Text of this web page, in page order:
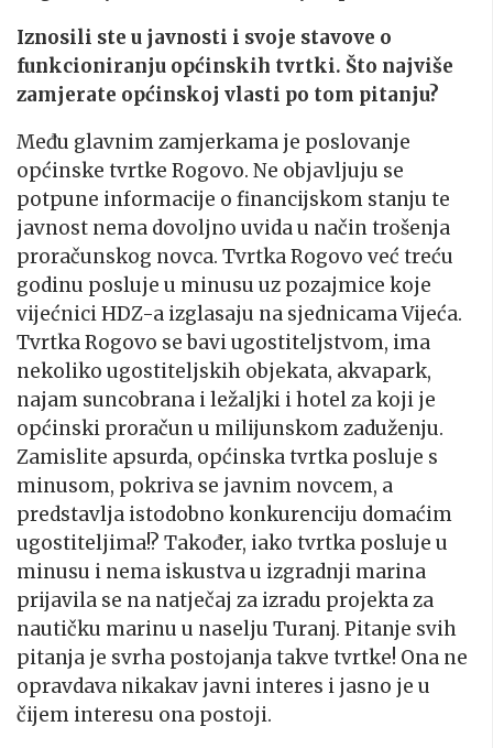
Iznosili ste u javnosti i svoje stavove o
funkcioniranju općinskih tvrtki. Što najviše
zamjerate općinskoj vlasti po tom pitanju?
Među glavnim zamjerkama je poslovanje
općinske tvrtke Rogovo. Ne objavljuju se
potpune informacije o financijskom stanju te
javnost nema dovoljno uvida u način trošenja
proračunskog novca. Tvrtka Rogovo već treću
godinu posluje u minusu uz pozajmice koje
vijećnici HDZ-a izglasaju na sjednicama Vijeća.
Tvrtka Rogovo se bavi ugostiteljstvom, ima
nekoliko ugostiteljskih objekata, akvapark,
najam suncobrana i ležaljki i hotel za koji je
općinski proračun u milijunskom zaduženju.
Zamislite apsurda, općinska tvrtka posluje s
minusom, pokriva se javnim novcem, a
predstavlja istodobno konkurenciju domaćim
ugostiteljima!? Također, iako tvrtka posluje u
minusu i nema iskustva u izgradnji marina
prijavila se na natječaj za izradu projekta za
nautičku marinu u naselju Turanj. Pitanje svih
pitanja je svrha postojanja takve tvrtke! Ona ne
opravdava nikakav javni interes i jasno je u
čijem interesu ona postoji.